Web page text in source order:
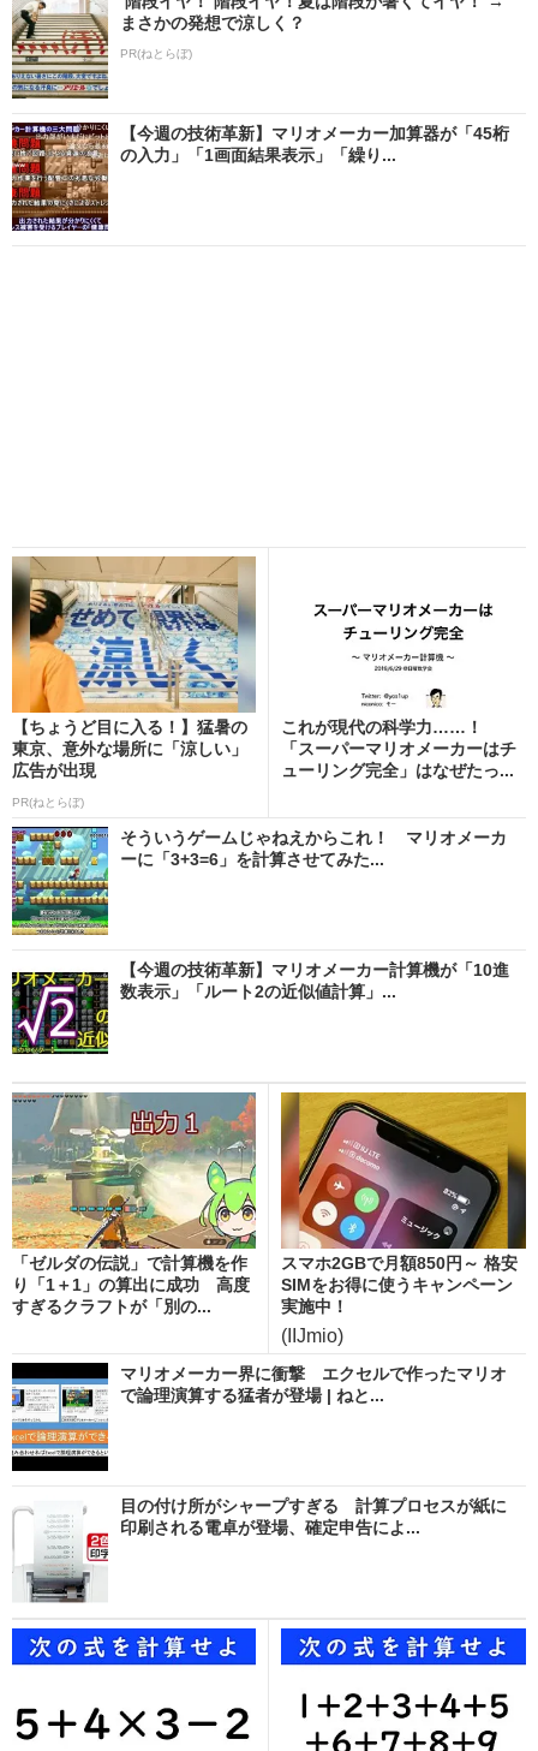
まさかの発想で涼しく？
PR(ねとらぼ)
【今週の技術革新】マリオメーカー加算器が「45桁
の入力」「1画面結果表示」「繰り...
【ちょうど目に入る！】猛暑の
東京、意外な場所に「涼しい」
広告が出現
PR(ねとらぼ)
これが現代の科学力……！
「スーパーマリオメーカーはチ
ューリング完全」はなぜたっ...
そういうゲームじゃねえからこれ！ マリオメーカ
ーに「3+3=6」を計算させてみた...
【今週の技術革新】マリオメーカー計算機が「10進
数表示」「ルート2の近似値計算」...
「ゼルダの伝説」で計算機を作
り「1＋1」の算出に成功 高度
すぎるクラフトが「別の...
スマホ2GBで月額850円～ 格安
SIMをお得に使うキャンペーン
実施中！
(IIJmio)
マリオメーカー界に衝撃 エクセルで作ったマリオ
で論理演算する猛者が登場 | ねと...
目の付け所がシャープすぎる 計算プロセスが紙に
印刷される電卓が登場、確定申告によ...